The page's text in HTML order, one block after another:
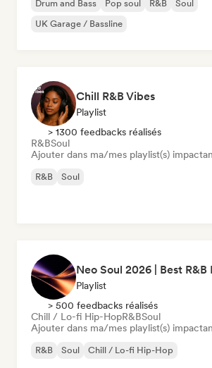
Drum and Bass Pop soul R&B
Soul
UK Garage / Bassline
Chill R&B Vibes
Playlist
> 1300 feedbacks réalisés
R&BSoul
Ajouter dans ma/mes playlist(s)
R&B Soul
Playlist
> 500 feedbacks réalisés
Chill / Lo-fi Hip-HopR&BSoul
Ajouter dans ma/mes playlist(s)
R&B Soul Chill / Lo-fi Hip-Hop